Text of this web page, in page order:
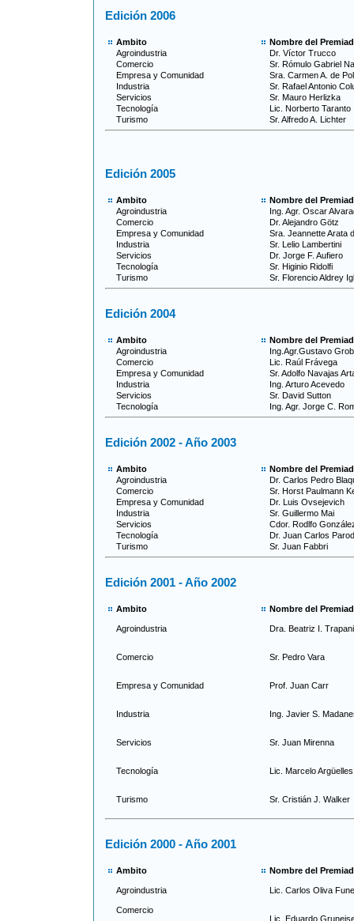
Edición 2006
Ambito
Nombre del
Agroindustria
Dr. Víctor Trucco
Comercio
Sr. Rómulo Gabriel
Empresa y Comunidad
Sra. Carmen A. de
Industria
Sr. Rafael Antonio
Servicios
Sr. Mauro Herlizka
Tecnología
Lic. Norberto Taranto
Turismo
Sr. Alfredo A. Lichter
Edición 2005
Ambito
Nombre del
Agroindustria
Ing. Agr. Oscar
Comercio
Dr. Alejandro Götz
Empresa y Comunidad
Sra. Jeannette Arata
Industria
Sr. Lelio Lambertini
Servicios
Dr. Jorge F. Aufiero
Tecnología
Sr. Higinio Ridolfi
Turismo
Sr. Florencio Aldrey
Edición 2004
Ambito
Nombre del
Agroindustria
Ing.Agr.Gustavo
Comercio
Lic. Raúl Frávega
Empresa y Comunidad
Sr. Adolfo Navajas
Industria
Ing. Arturo Acevedo
Servicios
Sr. David Sutton
Tecnología
Ing. Agr. Jorge C.
Edición 2002 - Año 2003
Ambito
Nombre del
Agroindustria
Dr. Carlos Pedro
Comercio
Sr. Horst Paulmann
Empresa y Comunidad
Dr. Luis Ovsejevich
Industria
Sr. Guillermo Mai
Servicios
Cdor. Rodlfo
Tecnología
Dr. Juan Carlos
Turismo
Sr. Juan Fabbri
Edición 2001 - Año 2002
Ambito Nombre del
Agroindustria Dra. Beatriz I.
Comercio Sr. Pedro Vara
Empresa y Comunidad Prof. Juan Carr
Industria Ing. Javier S.
Servicios Sr. Juan Mirenna
Tecnología Lic. Marcelo Argüelles
Turismo Sr. Cristián J. Walker
Edición 2000 - Año 2001
Ambito Nombre del
Agroindustria Lic. Carlos Oliva
Comercio
Lic. Eduardo